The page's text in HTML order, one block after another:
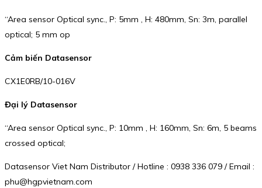
“Area sensor Optical sync., P: 5mm , H: 480mm, Sn: 3m, parallel
optical; 5 mm op
Cảm biến Datasensor
CX1E0RB/10-016V
Đại lý Datasensor
“Area sensor Optical sync., P: 10mm , H: 160mm, Sn: 6m, 5 beams
crossed optical;
Datasensor Viet Nam Distributor / Hotline : 0938 336 079 / Email :
phu@hgpvietnam.com